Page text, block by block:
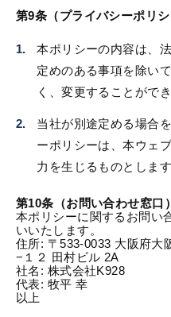
第9条（プライバシーポリシ
本ポリシーの内容は、
定めのある事項を除い
く、変更することがで
当社が別途定める場合
ーポリシーは、本ウェ
力を生じるものとします
第10条（お問い合わせ窓口）
本ポリシーに関するお問い
いいたします。
住所: 〒533-0033 大阪府大
−１２ 田村ビル 2A
社名: 株式会社K928
代表: 牧平 幸
以上